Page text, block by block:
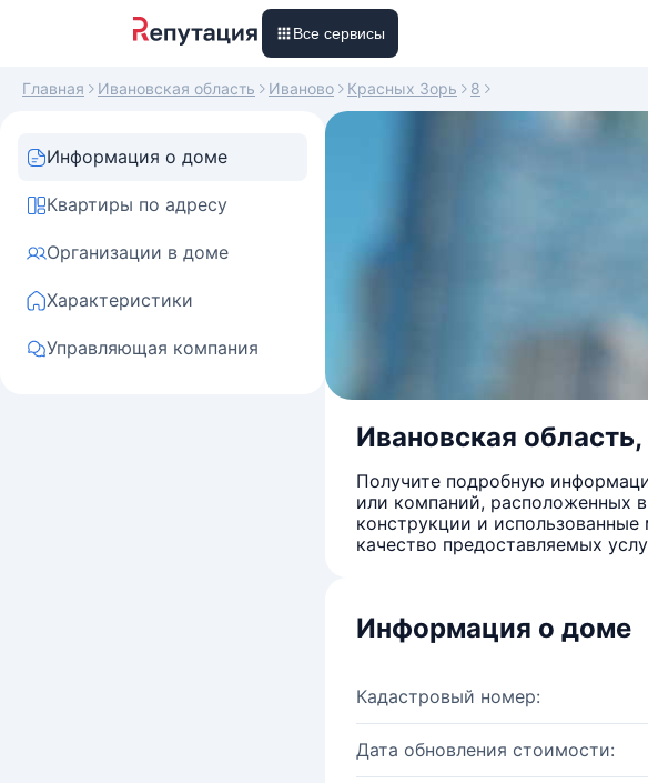
Все сервисы
Главная Ивановская область Иваново Красных Зорь 8
Информация о доме
Квартиры по адресу
Организации в доме
Характеристики
Управляющая компания
Ивановская
Получите подробную
или компаний, расположенных
конструкции и
качество предоставляемых
Информация о доме
Кадастровый номер:
Дата обновления стоимости: